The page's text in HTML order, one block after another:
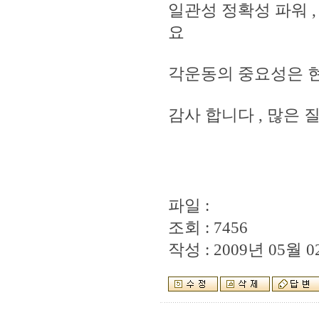
일관성 정확성 파워
요
각운동의 중요성은
감사 합니다 , 많은
파일 :
조회 : 7456
작성 : 2009년 05월